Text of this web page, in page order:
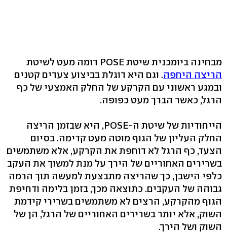
מבחינה ביומכנית שיטת POSE דומה מעט לשיטת
הריצה היחפה. וגם היא דוגלת בביצוע צעדים קטנים
ובמגע ראשוני עם הקרקע של החלק האמצעי של כף
הרגל, כאשר הברך מעט כפופה.
הייחודיות של שיטת ה-POSE, היא שבזמן הריצה
החלק העליון של הגוף מוטה מעט קדימה. בסיום
הצעד, כף הרגל לא דוחפת את הקרקע, אלא משתמשים
בשרירים האחוריים של הירך על מנת למשוך את העקב
כלפי הישבן, כך שהריצה מתבצעת למעשה תוך הרמה
גבוהה של העקבים. כתוצאה מכך, בזמן בלימה ודחיפת
הגוף מהקרקע, הרצים לא משתמשים בשרירי קידמת
השוק, אלא יותר בשרירים האחוריים של הרגל, הן של
השוק ושל הירך.